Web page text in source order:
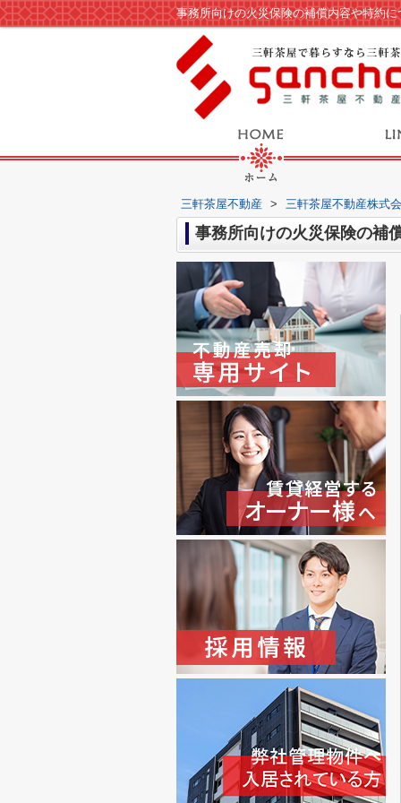
事務所向けの火災保険の補償内容や特約
三軒茶屋不動産 > 三軒茶屋不動産株式
事務所向けの火災保険の補